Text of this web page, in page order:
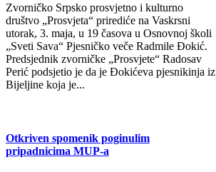
Zvorničko Srpsko prosvjetno i kulturno
društvo „Prosvjeta“ prirediće na Vaskrsni
utorak, 3. maja, u 19 časova u Osnovnoj školi
„Sveti Sava“ Pjesničko veče Radmile Đokić.
Predsjednik zvorničke „Prosvjete“ Radosav
Perić podsjetio je da je Đokićeva pjesnikinja iz
Bijeljine koja je...
Otkriven spomenik poginulim
pripadnicima MUP-a